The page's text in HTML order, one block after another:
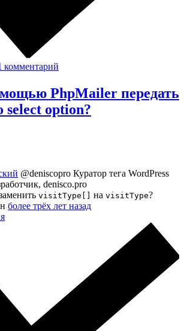
комментарий
PhpMailer передать
select option?
@deniscopro Куратор тега WordPress
denisco.pro
visitType[] на visitType?
более трёх лет назад